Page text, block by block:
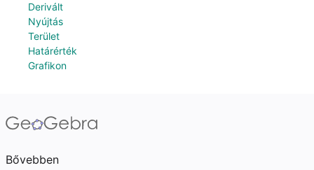
Derivált
Nyújtás
Terület
Határérték
Grafikon
Bővebben